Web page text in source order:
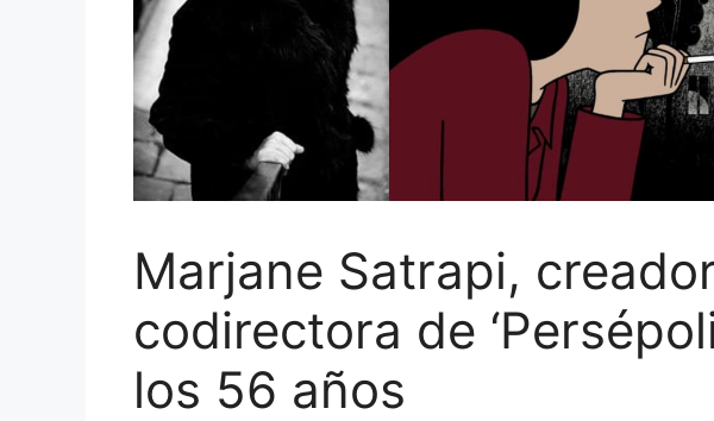
Marjane Satrapi,
codirectora de
los 56 años